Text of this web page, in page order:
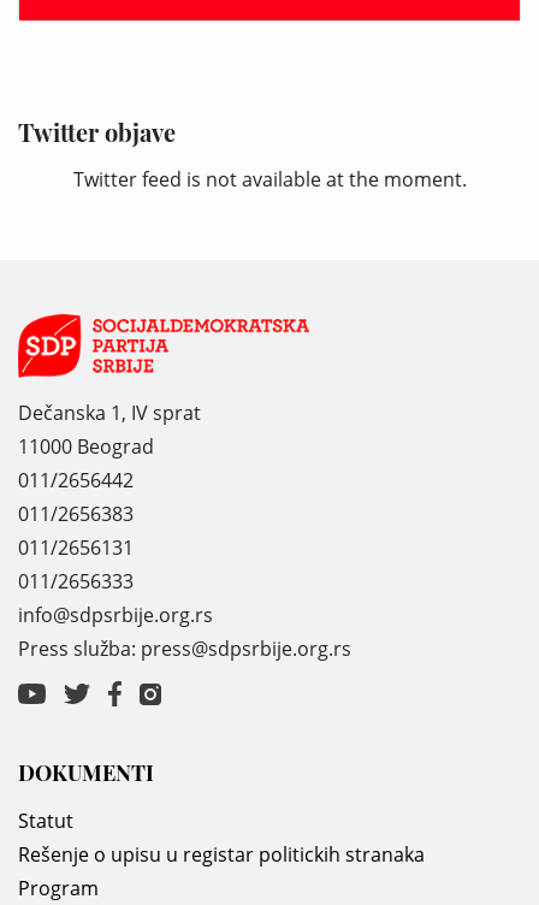
Twitter objave
Twitter feed is not available at the moment.
Dečanska 1, IV sprat
11000 Beograd
011/2656442
011/2656383
011/2656131
011/2656333
info@sdpsrbije.org.rs
Press služba: press@sdpsrbije.org.rs
DOKUMENTI
Statut
Rešenje o upisu u registar politickih stranaka
Program